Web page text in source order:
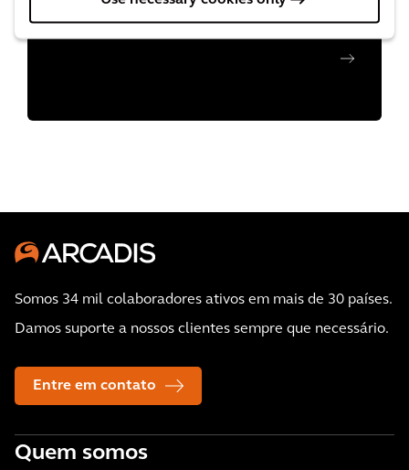
Somos 34 mil colaboradores ativos em mais de 30 países.
Damos suporte a nossos clientes sempre que necessário.
Entre em contato
Quem somos